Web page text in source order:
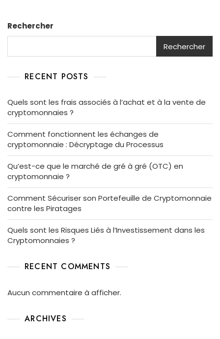
Rechercher
Rechercher
RECENT POSTS
Quels sont les frais associés à l’achat et à la vente de
cryptomonnaies ?
Comment fonctionnent les échanges de
cryptomonnaie : Décryptage du Processus
Qu’est-ce que le marché de gré à gré (OTC) en
cryptomonnaie ?
Comment Sécuriser son Portefeuille de Cryptomonnaie
contre les Piratages
Quels sont les Risques Liés à l’Investissement dans les
Cryptomonnaies ?
RECENT COMMENTS
Aucun commentaire à afficher.
ARCHIVES